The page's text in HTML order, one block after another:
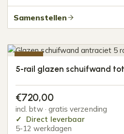
Samenstellen
5-rail glazen schuifwand
€720,00
incl. btw · gratis verzending
Direct leverbaar
5-12 werkdagen